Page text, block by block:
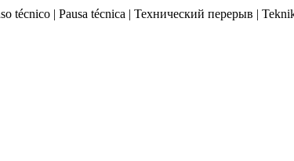
técnico | Pausa técnica | Технический перерыв |